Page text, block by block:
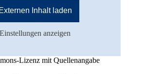
Externen Inhalt laden
Einstellungen anzeigen
Lizenz mit Quellenangabe